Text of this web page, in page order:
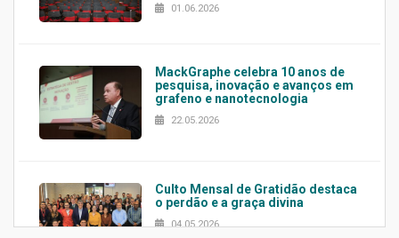
01.06.2026
MackGraphe celebra 10 anos de
pesquisa, inovação e avanços em
grafeno e nanotecnologia
22.05.2026
Culto Mensal de Gratidão destaca
o perdão e a graça divina
04.05.2026